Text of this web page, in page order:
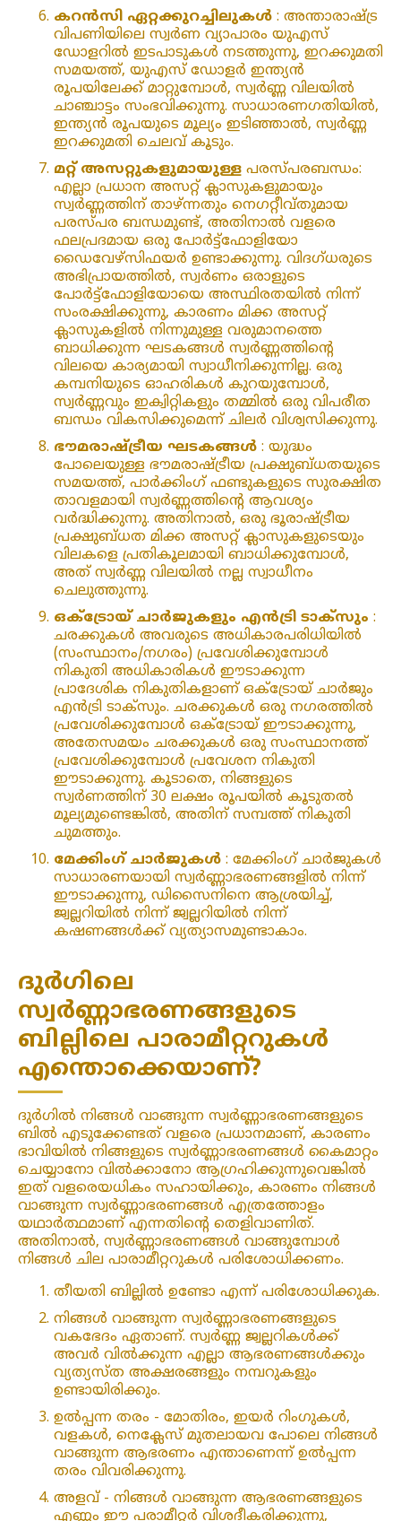
കറൻസി ഏറ്റക്കുറച്ചിലുകൾ : അന്താരാഷ്‌ട്ര
വിപണിയിലെ സ്വർണ വ്യാപാരം യുഎസ്
ഡോളറിൽ ഇടപാടുകൾ നടത്തുന്നു, ഇറക്കുമതി
സമയത്ത്, യുഎസ് ഡോളർ ഇന്ത്യൻ
രൂപയിലേക്ക് മാറ്റുമ്പോൾ, സ്വർണ്ണ വിലയിൽ
ചാഞ്ചാട്ടം സംഭവിക്കുന്നു. സാധാരണഗതിയിൽ,
ഇന്ത്യൻ രൂപയുടെ മൂല്യം ഇടിഞ്ഞാൽ, സ്വർണ്ണ
ഇറക്കുമതി ചെലവ് കൂടും.
മറ്റ് അസറ്റുകളുമായുള്ള പരസ്പരബന്ധം:
എല്ലാ പ്രധാന അസറ്റ് ക്ലാസുകളുമായും
സ്വർണ്ണത്തിന് താഴ്ന്നതും നെഗറ്റീവ്തുമായ
പരസ്പര ബന്ധമുണ്ട്, അതിനാൽ വളരെ
ഫലപ്രദമായ ഒരു പോർട്ട്ഫോളിയോ
ഡൈവേഴ്സിഫയർ ഉണ്ടാക്കുന്നു. വിദഗ്ധരുടെ
അഭിപ്രായത്തിൽ, സ്വർണം ഒരാളുടെ
പോർട്ട്‌ഫോളിയോയെ അസ്ഥിരതയിൽ നിന്ന്
സംരക്ഷിക്കുന്നു, കാരണം മിക്ക അസറ്റ്
ക്ലാസുകളിൽ നിന്നുമുള്ള വരുമാനത്തെ
ബാധിക്കുന്ന ഘടകങ്ങൾ സ്വർണ്ണത്തിന്റെ
വിലയെ കാര്യമായി സ്വാധീനിക്കുന്നില്ല. ഒരു
കമ്പനിയുടെ ഓഹരികൾ കുറയുമ്പോൾ,
സ്വർണ്ണവും ഇക്വിറ്റികളും തമ്മിൽ ഒരു വിപരീത
ബന്ധം വികസിക്കുമെന്ന് ചിലർ വിശ്വസിക്കുന്നു.
ഭൗമരാഷ്ട്രീയ ഘടകങ്ങൾ : യുദ്ധം
പോലെയുള്ള ഭൗമരാഷ്ട്രീയ പ്രക്ഷുബ്ധതയുടെ
സമയത്ത്, പാർക്കിംഗ് ഫണ്ടുകളുടെ സുരക്ഷിത
താവളമായി സ്വർണ്ണത്തിന്റെ ആവശ്യം
വർദ്ധിക്കുന്നു. അതിനാൽ, ഒരു ഭൂരാഷ്ട്രീയ
പ്രക്ഷുബ്ധത മിക്ക അസറ്റ് ക്ലാസുകളുടെയും
വിലകളെ പ്രതികൂലമായി ബാധിക്കുമ്പോൾ,
അത് സ്വർണ്ണ വിലയിൽ നല്ല സ്വാധീനം
ചെലുത്തുന്നു.
ഒക്‌ട്രോയ് ചാർജുകളും എൻട്രി ടാക്‌സും :
ചരക്കുകൾ അവരുടെ അധികാരപരിധിയിൽ
(സംസ്ഥാനം/നഗരം) പ്രവേശിക്കുമ്പോൾ
നികുതി അധികാരികൾ ഈടാക്കുന്ന
പ്രാദേശിക നികുതികളാണ് ഒക്‌ട്രോയ് ചാർജും
എൻട്രി ടാക്‌സും. ചരക്കുകൾ ഒരു നഗരത്തിൽ
പ്രവേശിക്കുമ്പോൾ ഒക്‌ട്രോയ് ഈടാക്കുന്നു,
അതേസമയം ചരക്കുകൾ ഒരു സംസ്ഥാനത്ത്
പ്രവേശിക്കുമ്പോൾ പ്രവേശന നികുതി
ഈടാക്കുന്നു. കൂടാതെ, നിങ്ങളുടെ
സ്വർണത്തിന് 30 ലക്ഷം രൂപയിൽ കൂടുതൽ
മൂല്യമുണ്ടെങ്കിൽ, അതിന് സമ്പത്ത് നികുതി
ചുമത്തും.
മേക്കിംഗ് ചാർജുകൾ : മേക്കിംഗ് ചാർജുകൾ
സാധാരണയായി സ്വർണ്ണാഭരണങ്ങളിൽ നിന്ന്
ഈടാക്കുന്നു, ഡിസൈനിനെ ആശ്രയിച്ച്,
ജ്വല്ലറിയിൽ നിന്ന് ജ്വല്ലറിയിൽ നിന്ന്
കഷണങ്ങൾക്ക് വ്യത്യാസമുണ്ടാകാം.
ദുർഗിലെ
സ്വർണ്ണാഭരണങ്ങളുടെ
ബില്ലിലെ പാരാമീറ്ററുകൾ
എന്തൊക്കെയാണ്?
ദുർഗിൽ നിങ്ങൾ വാങ്ങുന്ന സ്വർണ്ണാഭരണങ്ങളുടെ
ബിൽ എടുക്കേണ്ടത് വളരെ പ്രധാനമാണ്, കാരണം
ഭാവിയിൽ നിങ്ങളുടെ സ്വർണ്ണാഭരണങ്ങൾ കൈമാറ്റം
ചെയ്യാനോ വിൽക്കാനോ ആഗ്രഹിക്കുന്നുവെങ്കിൽ
ഇത് വളരെയധികം സഹായിക്കും, കാരണം നിങ്ങൾ
വാങ്ങുന്ന സ്വർണ്ണാഭരണങ്ങൾ എത്രത്തോളം
യഥാർത്ഥമാണ് എന്നതിന്റെ തെളിവാണിത്.
അതിനാൽ, സ്വർണ്ണാഭരണങ്ങൾ വാങ്ങുമ്പോൾ
നിങ്ങൾ ചില പാരാമീറ്ററുകൾ പരിശോധിക്കണം.
തീയതി ബില്ലിൽ ഉണ്ടോ എന്ന് പരിശോധിക്കുക.
നിങ്ങൾ വാങ്ങുന്ന സ്വർണ്ണാഭരണങ്ങളുടെ
വകഭേദം ഏതാണ്. സ്വർണ്ണ ജ്വല്ലറികൾക്ക്
അവർ വിൽക്കുന്ന എല്ലാ ആഭരണങ്ങൾക്കും
വ്യത്യസ്ത അക്ഷരങ്ങളും നമ്പറുകളും
ഉണ്ടായിരിക്കും.
ഉൽപ്പന്ന തരം - മോതിരം, ഇയർ റിംഗുകൾ,
വളകൾ, നെക്ലേസ് മുതലായവ പോലെ നിങ്ങൾ
വാങ്ങുന്ന ആഭരണം എന്താണെന്ന് ഉൽപ്പന്ന
തരം വിവരിക്കുന്നു.
അളവ് - നിങ്ങൾ വാങ്ങുന്ന ആഭരണങ്ങളുടെ
എണ്ണം ഈ പരാമീറ്റർ വിശദീകരിക്കുന്നു,